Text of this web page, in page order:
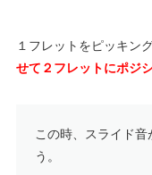
１フレットをピッキン
せて２フレットにポジ
この時、スライド
う。